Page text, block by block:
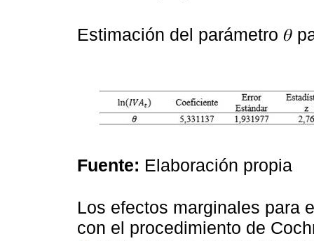
Estimación del parámetro 𝜃
Fuente: Elaboración propia
Los efectos marginales para
con el procedimiento de